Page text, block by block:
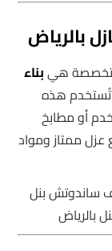
بالرياض
هيبناء
تُستخدم هذه
أو مطابخ
ممتاز ومواد
ساندوتش بنل
بالرياض